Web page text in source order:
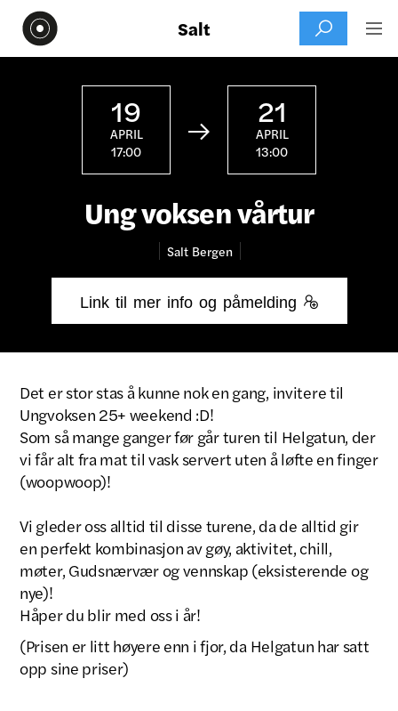
Salt  
19
APRIL
17:00

21
APRIL
13:00
Ung voksen vårtur
Salt Bergen
Link til mer info og påmelding 
Det er stor stas å kunne nok en gang, invitere til
Ungvoksen 25+ weekend :D!
Som så mange ganger før går turen til Helgatun, der
vi får alt fra mat til vask servert uten å løfte en finger
(woopwoop)!
Vi gleder oss alltid til disse turene, da de alltid gir
en perfekt kombinasjon av gøy, aktivitet, chill,
møter, Gudsnærvær og vennskap (eksisterende og
nye)!
Håper du blir med oss i år!
(Prisen er litt høyere enn i fjor, da Helgatun har satt
opp sine priser)